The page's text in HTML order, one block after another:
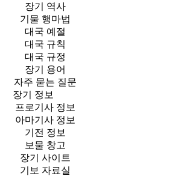
장기 역사
기물 행마법
대국 예절
대국 규칙
대국 규정
장기 용어
자주 묻는 질문
장기 정보
프로기사 정보
아마기사 정보
기전 정보
보물 창고
장기 사이트
기보 자료실